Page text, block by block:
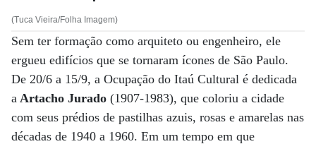
(Tuca Vieira/Folha Imagem)
Sem ter formação como arquiteto ou engenheiro, ele
ergueu edifícios que se tornaram ícones de São Paulo.
De 20/6 a 15/9, a Ocupação do Itaú Cultural é dedicada
a Artacho Jurado (1907-1983), que coloriu a cidade
com seus prédios de pastilhas azuis, rosas e amarelas nas
décadas de 1940 a 1960. Em um tempo em que